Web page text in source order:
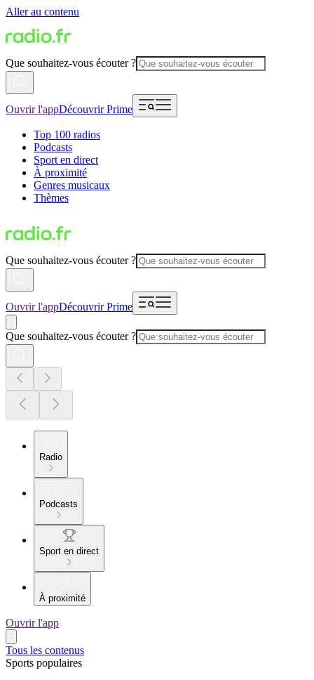
Aller au contenu
Que souhaitez-vous écouter ?
Ouvrir l'appDécouvrir Prime
Top 100 radios
Podcasts
Sport en direct
À proximité
Genres musicaux
Thèmes
Que souhaitez-vous écouter ?
Ouvrir l'appDécouvrir Prime
Que souhaitez-vous écouter ?
Radio
Podcasts
Sport en direct
À proximité
Ouvrir l'app
Tous les contenus
Sports populaires